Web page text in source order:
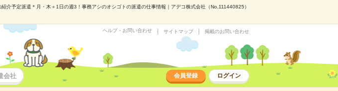
紹介予定派遣＊月・木＋1日の週3！事務アシのオシゴトの派遣の仕事情報｜アデコ株式会社（No.111440825）
ヘルプ・お問い合わせ サイトマップ 掲載のお問い合わせ
会社 会員登録 ログイン